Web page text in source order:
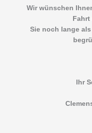
Wir wünschen
Fahrt
Sie noch lange
Ihr